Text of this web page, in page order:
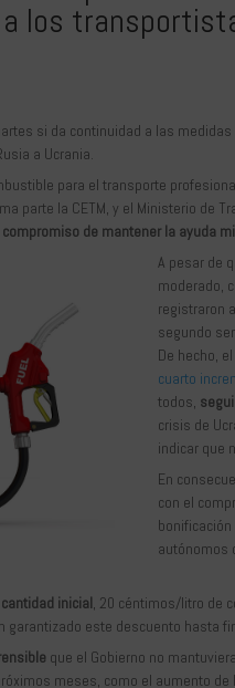
los
si da continuidad a las
a Ucrania.
para el transporte
parte la CETM, y el Ministerio de
compromiso de mantener la ayuda
A pesar de
moderado,
registraron
segundo
De hecho,
cuarto
todos,
crisis de
indicar que
En
con el
autónomos
inicial, 20 céntimos/litro de
garantizado este descuento hasta
que el Gobierno no
meses, como el aumento